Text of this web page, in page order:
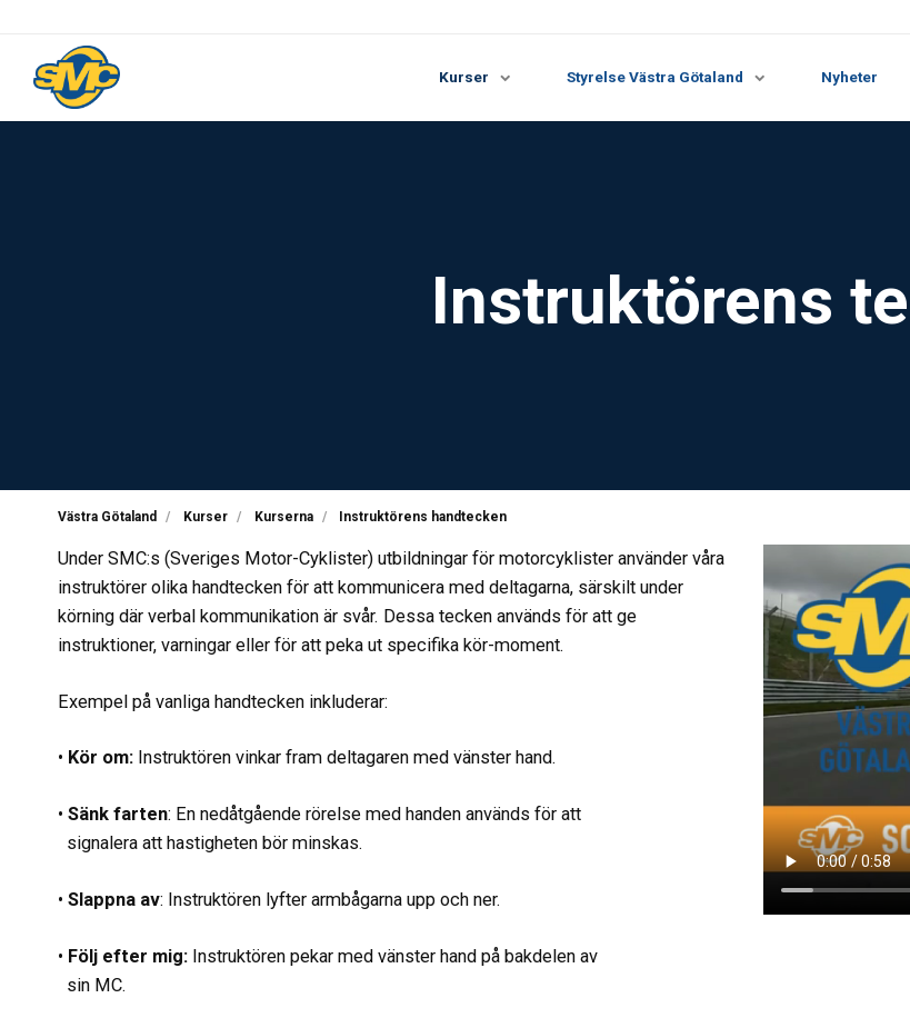
Kurser Styrelse Västra Götaland Nyheter
Instruktörens
Västra Götaland Kurser Kurserna Instruktörens handtecken
Under SMC:s (Sveriges Motor-Cyklister) utbildningar för motorcyklister använder våra
instruktörer olika handtecken för att kommunicera med deltagarna, särskilt under
körning där verbal kommunikation är svår. Dessa tecken används för att ge
instruktioner, varningar eller för att peka ut specifika kör-moment.
Exempel på vanliga handtecken inkluderar:
• Kör om: Instruktören vinkar fram deltagaren med vänster hand.
• Sänk farten: En nedåtgående rörelse med handen används för att
signalera att hastigheten bör minskas.
• Slappna av: Instruktören lyfter armbågarna upp och ner.
• Följ efter mig: Instruktören pekar med vänster hand på bakdelen av
sin MC.